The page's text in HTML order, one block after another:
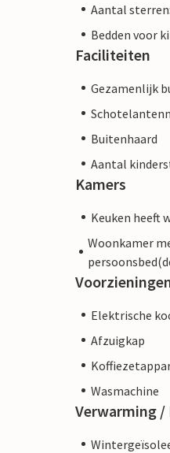
Aantal
Bedden voor
Faciliteiten
Gezamenlijk
Buitenhaard
Aantal
Kamers
Keuken heeft
Woonkamer
Elektrische
Afzuigkap
Wasmachine
Verwarming /